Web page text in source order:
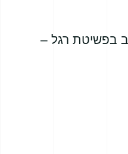
בפשיטת רגל –